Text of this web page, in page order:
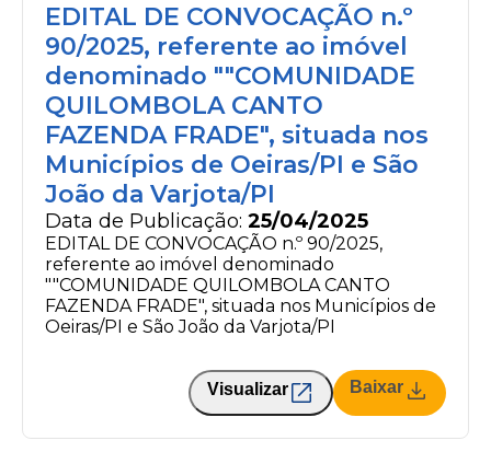
EDITAL DE CONVOCAÇÃO n.º
90/2025, referente ao imóvel
denominado ""COMUNIDADE
QUILOMBOLA CANTO
FAZENDA FRADE", situada nos
Municípios de Oeiras/PI e São
João da Varjota/PI
Data de Publicação: 25/04/2025
EDITAL DE CONVOCAÇÃO n.º 90/2025,
referente ao imóvel denominado
""COMUNIDADE QUILOMBOLA CANTO
FAZENDA FRADE", situada nos Municípios de
Oeiras/PI e São João da Varjota/PI
Visualizar Baixar